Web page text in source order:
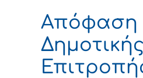
Απόφαση
Δημοτικής